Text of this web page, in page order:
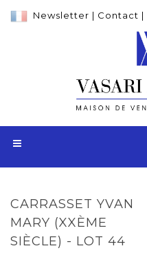
Newsletter | Contact |
CARRASSET YVAN
MARY (XXÈME
SIÈCLE) - LOT 44